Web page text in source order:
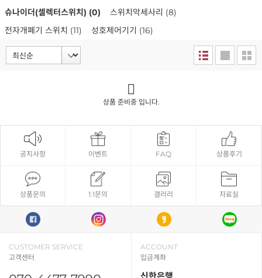
슈나이더(셀렉터스위치) (0) 스위치악세사리 (8)
전자개폐기 스위치 (11) 성호제어기기 (16)
상품 준비중 입니다.
공지사항 이벤트 FAQ 상품후기
상품문의 1:1문의 갤러리 자료실
CUSTOMER SERVICE
고객센터
ACCOUNT
입금계좌